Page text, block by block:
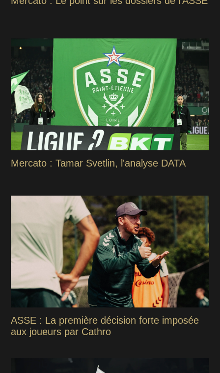
Mercato : Tamar Svetlin, l'analyse DATA
ASSE : La première décision forte imposée
aux joueurs par Cathro